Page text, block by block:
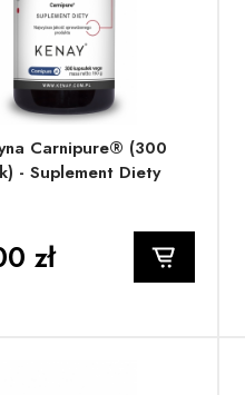
Carnipure® (300
- Suplement Diety
zł